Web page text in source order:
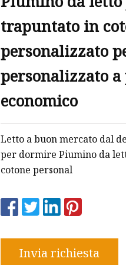
trapuntato in
personalizzato
personalizzato a
economico
Letto a buon mercato dal
per dormire Piumino da
cotone personal
Invia richiesta